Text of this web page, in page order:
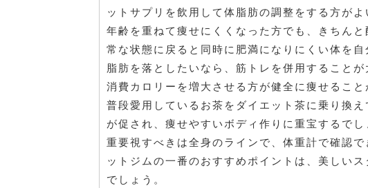
ットサプリを飲用して体脂肪の調整をする方がよ
年齢を重ねて痩せにくくなった方でも、きちん
常な状態に戻ると同時に肥満になりにくい体を自
脂肪を落としたいなら、筋トレを併用すること
消費カロリーを増大させる方が健全に痩せること
普段愛用しているお茶をダイエット茶に乗り換
が促され、痩せやすいボディ作りに重宝するでし
重要視すべきは全身のラインで、体重計で確認
ットジムの一番のおすすめポイントは、美しい
でしょう。